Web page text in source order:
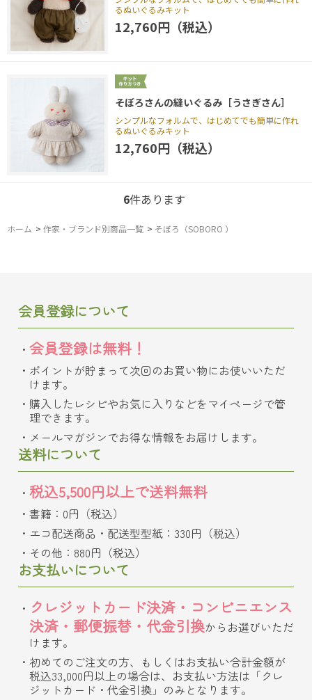
るぬいぐるみキット
12,760円（税込）
そぼろさんの縫いぐるみ［うさぎさん］
シンプルなフォルムで、はじめてでも簡単に作れ
るぬいぐるみキット
12,760円（税込）
6件あります
ホーム > 作家・ブランド別商品一覧 > そぼろ（SOBORO ）
会員登録について
会員登録は無料！
ポイントが貯まって次回のお買い物にお使いいただ
けます。
購入したレシピやお気に入りなどをマイページで管
理できます。
メールマガジンでお得な情報をお届けします。
送料について
税込5,500円以上で送料無料
書籍：0円（税込）
エコ配送商品・配送型型紙：330円（税込）
その他：880円（税込）
お支払いについて
クレジットカード決済・コンビニエンス
決済・郵便振替・代金引換からお選びいただ
けます。
初めてのご注文の方、もしくはお支払い合計金額が
税込33,000円以上の場合は、お支払い方法は「クレ
ジットカード・代金引換」のみとなります。